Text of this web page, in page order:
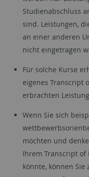
Studienabschluss
sind. Leistungen,
an einer anderen
nicht eingetragen
Für solche Kurse
eigenes Transcript
erbrachten
Wenn Sie sich
möchten und
Ihrem Transcript of
könnte, können